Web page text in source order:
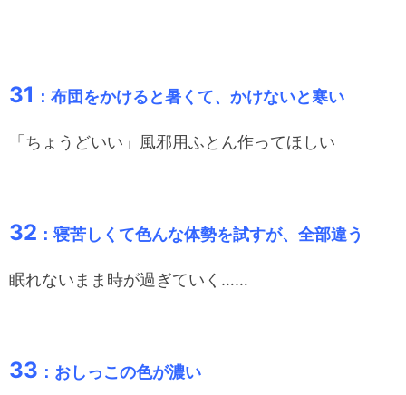
31 ：布団をかけると暑くて、かけないと寒い
「ちょうどいい」風邪用ふとん作ってほしい
32 ：寝苦しくて色んな体勢を試すが、全部違う
眠れないまま時が過ぎていく……
33 ：おしっこの色が濃い